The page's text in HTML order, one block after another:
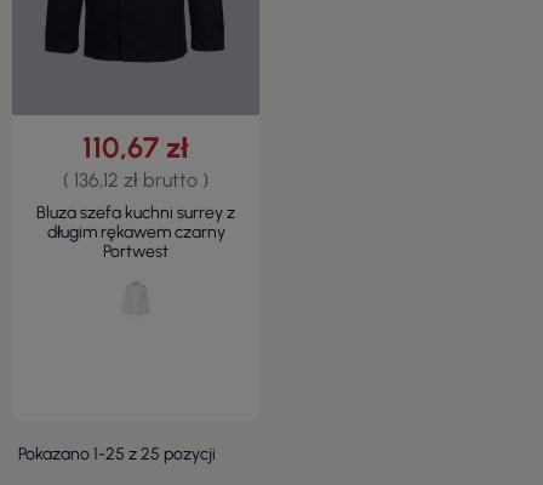
110,67 zł
( 136,12 zł brutto )
Bluza szefa kuchni surrey z
długim rękawem czarny
Portwest
Pokazano 1-25 z 25 pozycji